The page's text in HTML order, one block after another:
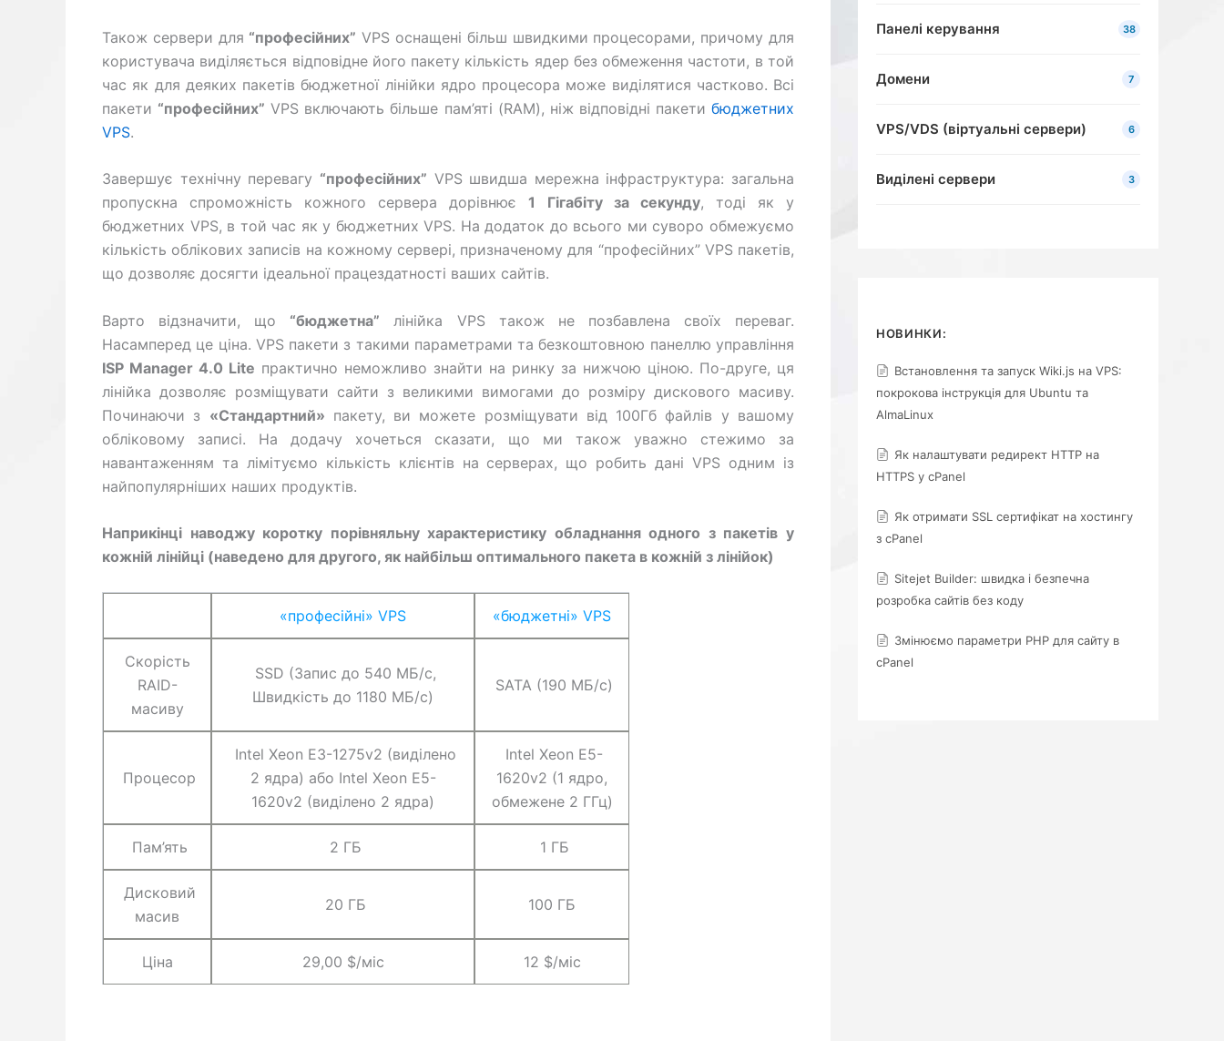
Також сервери для “професійних” VPS оснащені більш швидкими процесорами, причому для
користувача виділяється відповідне його пакету кількість ядер без обмеження частоти, в той
час як для деяких пакетів бюджетної лінійки ядро ​​процесора може виділятися частково. Всі
пакети “професійних” VPS включають більше пам’яті (RAM), ніж відповідні пакетибюджетних
VPS.
Завершує технічну перевагу “професійних” VPS швидша мережна інфраструктура: загальна
пропускна спроможність кожного сервера дорівнює1 Гігабіту за секунду, тоді як у
бюджетних VPS, в той час як у бюджетних VPS. На додаток до всього ми суворо обмежуємо
кількість облікових записів на кожному сервері, призначеному для “професійних” VPS пакетів,
що дозволяє досягти ідеальної працездатності ваших сайтів.
Варто відзначити, що “бюджетна” лінійка VPS також не позбавлена ​​своїх переваг.
Насамперед це ціна. VPS пакети з такими параметрами та безкоштовною панеллю управління
ISP Manager 4.0 Lite практично неможливо знайти на ринку за нижчою ціною. По-друге, ця
лінійка дозволяє розміщувати сайти з великими вимогами до розміру дискового масиву.
Починаючи з «Стандартний» пакету, ви можете розміщувати від 100Гб файлів у вашому
обліковому записі. На додачу хочеться сказати, що ми також уважно стежимо за
навантаженням та лімітуємо кількість клієнтів на серверах, що робить дані VPS одним із
найпопулярніших наших продуктів.
Наприкінці наводжу коротку порівняльну характеристику обладнання одного з пакетів у
кожній лінійці (наведено для другого, як найбільш оптимального пакета в кожній з лінійок)
«професійні» VPS «бюджетні» VPS
Скорість
RAID-
масиву
SSD (Запис до 540 МБ/с,
Швидкість до 1180 МБ/с)
SATA (190 МБ/с)
Процесор
Intel Xeon E3-1275v2 (виділено
2 ядра) або Intel Xeon E5-
1620v2 (виділено 2 ядра)
Intel Xeon E5-
1620v2 (1 ядро,
обмежене 2 ГГц)
Пам’ять 2 ГБ 1 ГБ
Дисковий
масив
20 ГБ 100 ГБ
Ціна 29,00 $/міс 12 $/міс
Панелі керування 38
Домени 7
VPS/VDS (віртуальні сервери) 6
Виділені сервери 3
НОВИНКИ:
Встановлення та запуск Wiki.js на VPS:
покрокова інструкція для Ubuntu та
AlmaLinux
Як налаштувати редирект HTTP на
HTTPS у cPanel
Як отримати SSL сертифікат на хостингу
з cPanel
Sitejet Builder: швидка і безпечна
розробка сайтів без коду
Змінюємо параметри PHP для сайту в
cPanel